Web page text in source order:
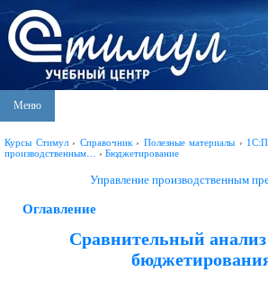
Меню
Курсы Стимул› Справочник› Полезные материалы ›
производственным…
› Бюджетирование
Управление производственным
Оглавление
Сравнительный